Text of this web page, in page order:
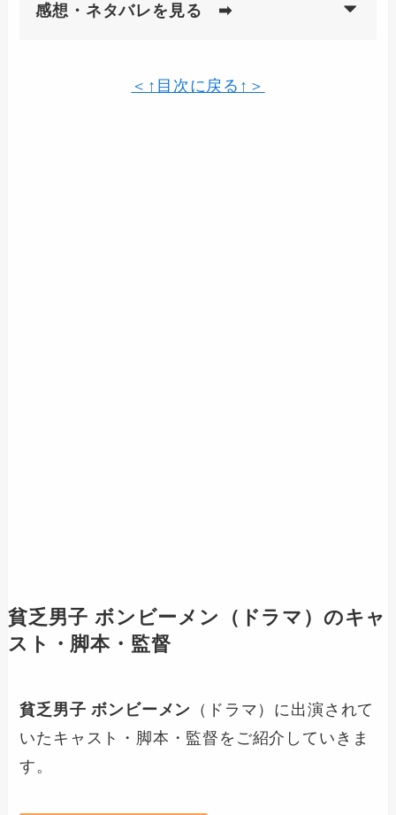
感想・ネタバレを見る ➡
＜↑目次に戻る↑＞
貧乏男子 ボンビーメン
（ドラマ）のキャ
スト・脚本・監督
貧乏男子 ボンビーメン
（ドラマ）に出演されて
いたキャスト・脚本・監督をご紹介していきま
す。